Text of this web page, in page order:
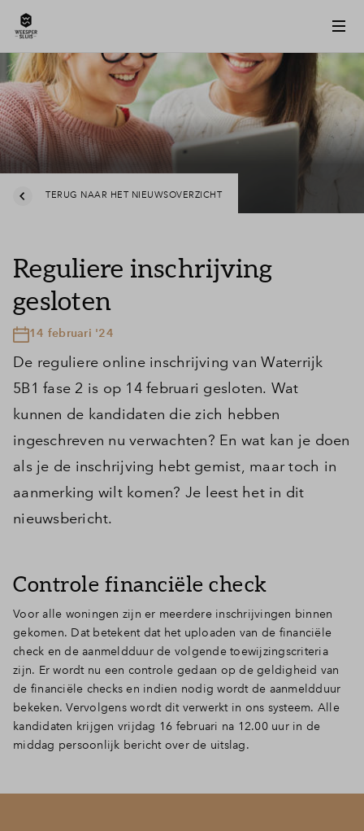
TERUG NAAR HET NIEUWSOVERZICHT
Reguliere inschrijving
gesloten
14 februari '24
De reguliere online inschrijving van Waterrijk
5B1 fase 2 is op 14 februari gesloten. Wat
kunnen de kandidaten die zich hebben
ingeschreven nu verwachten? En wat kan je doen
als je de inschrijving hebt gemist, maar toch in
aanmerking wilt komen? Je leest het in dit
nieuwsbericht.
Controle financiële check
Voor alle woningen zijn er meerdere inschrijvingen binnen
gekomen. Dat betekent dat het uploaden van de financiële
check en de aanmeldduur de volgende toewijzingscriteria
zijn. Er wordt nu een controle gedaan op de geldigheid van
de financiële checks en indien nodig wordt de aanmeldduur
bekeken. Vervolgens wordt dit verwerkt in ons systeem. Alle
kandidaten krijgen vrijdag 16 februari na 12.00 uur in de
middag persoonlijk bericht over de uitslag.